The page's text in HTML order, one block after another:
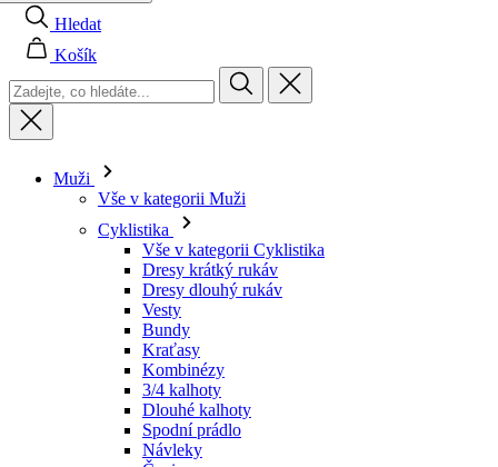
Muži
Vše v kategorii Muži
Dresy dlouhý rukáv
Vesty
Bundy
Kraťasy
Kombinézy
3/4 kalhoty
Dlouhé kalhoty
Spodní prádlo
Návleky
Čepice
Rukavice
Ponožky
Doplňky